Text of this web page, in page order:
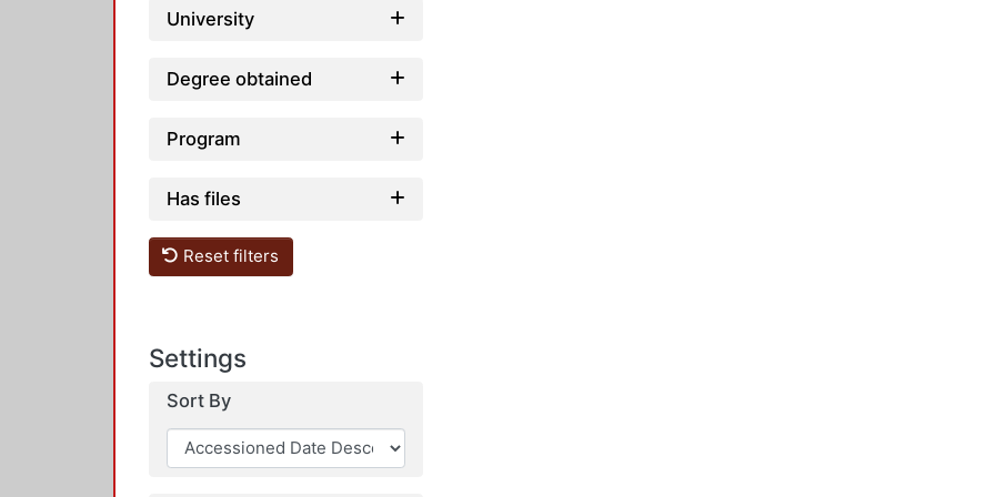
University
Degree obtained
Program
Has files
Reset filters
Settings
Sort By